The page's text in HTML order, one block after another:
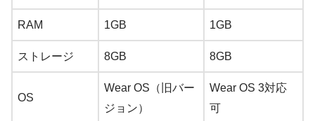
RAM 1GB 1GB
ストレージ 8GB 8GB
OS
Wear OS（旧バー
ジョン）
Wear OS 3対応
可